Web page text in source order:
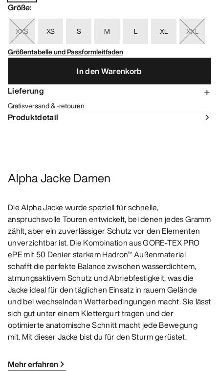
Größe:
XXS XS S M L XL
XXL
Größentabelle und Passformleitfaden
In den Warenkorb
Lieferung
Gratisversand & -retouren
Produktdetail
Alpha Jacke Damen
Die Alpha Jacke wurde speziell für schnelle,
anspruchsvolle Touren entwickelt, bei denen jedes Gramm
zählt, aber ein zuverlässiger Schutz vor den Elementen
unverzichtbar ist. Die Kombination aus GORE-TEX PRO
ePE mit 50 Denier starkem Hadron™ Außenmaterial
schafft die perfekte Balance zwischen wasserdichtem,
atmungsaktivem Schutz und Abriebfestigkeit, was die
Jacke ideal für den täglichen Einsatz in rauem Gelände
und bei wechselnden Wetterbedingungen macht. Sie lässt
sich gut unter einem Klettergurt tragen und der
optimierte anatomische Schnitt macht jede Bewegung
mit. Mit dieser Jacke bist du für den Sturm gerüstet.
Mehr erfahren